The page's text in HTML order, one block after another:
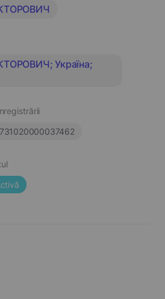
Україна;